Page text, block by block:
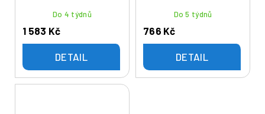
Do 4 týdnů
1 583 Kč
DETAIL
Do 5 týdnů
766 Kč
DETAIL